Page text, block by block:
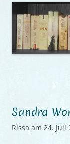
Sandra
Rissa am 24. Juli